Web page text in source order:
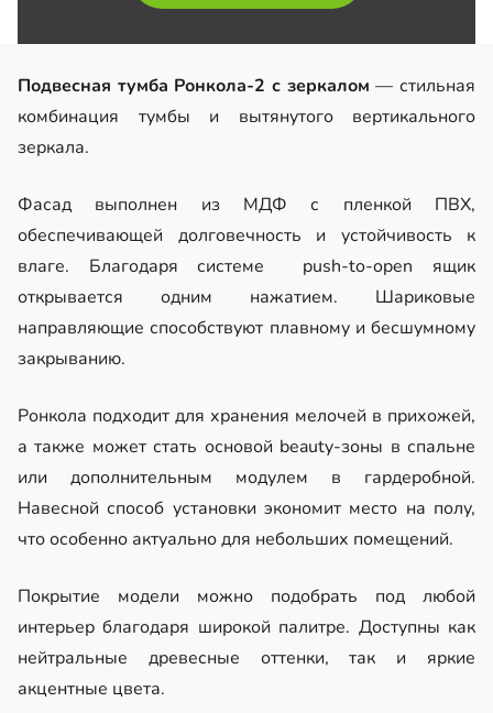
Подвесная тумба Ронкола-2 с зеркалом — стильная
комбинация тумбы и вытянутого вертикального
зеркала.
Фасад выполнен из МДФ с пленкой ПВХ,
обеспечивающей долговечность и устойчивость к
влаге. Благодаря системе push-to-open ящик
открывается одним нажатием. Шариковые
направляющие способствуют плавному и бесшумному
закрыванию.
Ронкола подходит для хранения мелочей в прихожей,
а также может стать основой beauty-зоны в спальне
или дополнительным модулем в гардеробной.
Навесной способ установки экономит место на полу,
что особенно актуально для небольших помещений.
Покрытие модели можно подобрать под любой
интерьер благодаря широкой палитре. Доступны как
нейтральные древесные оттенки, так и яркие
акцентные цвета.